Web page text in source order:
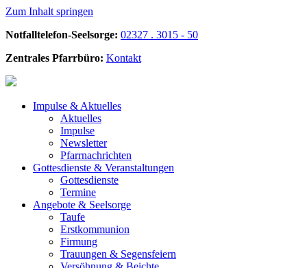
Zum Inhalt springen
Notfalltelefon-Seelsorge: 02327 . 3015 - 50
Zentrales Pfarrbüro: Kontakt
Impulse & Aktuelles
Aktuelles
Impulse
Newsletter
Pfarrnachrichten
Gottesdienste & Veranstaltungen
Gottesdienste
Termine
Angebote & Seelsorge
Taufe
Erstkommunion
Firmung
Trauungen & Segensfeiern